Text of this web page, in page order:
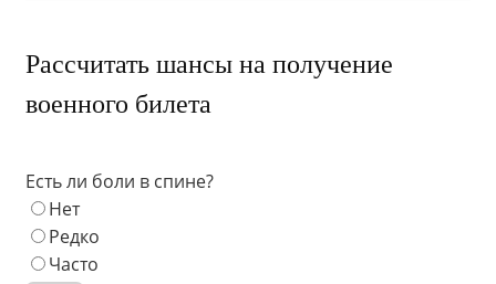
Рассчитать шансы на получение
военного билета
Есть ли боли в спине?
Нет
Редко
Часто